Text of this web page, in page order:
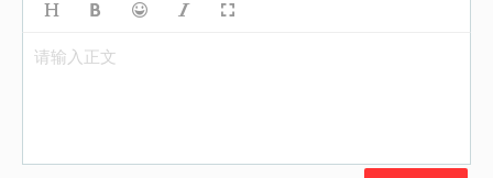
请输入正文